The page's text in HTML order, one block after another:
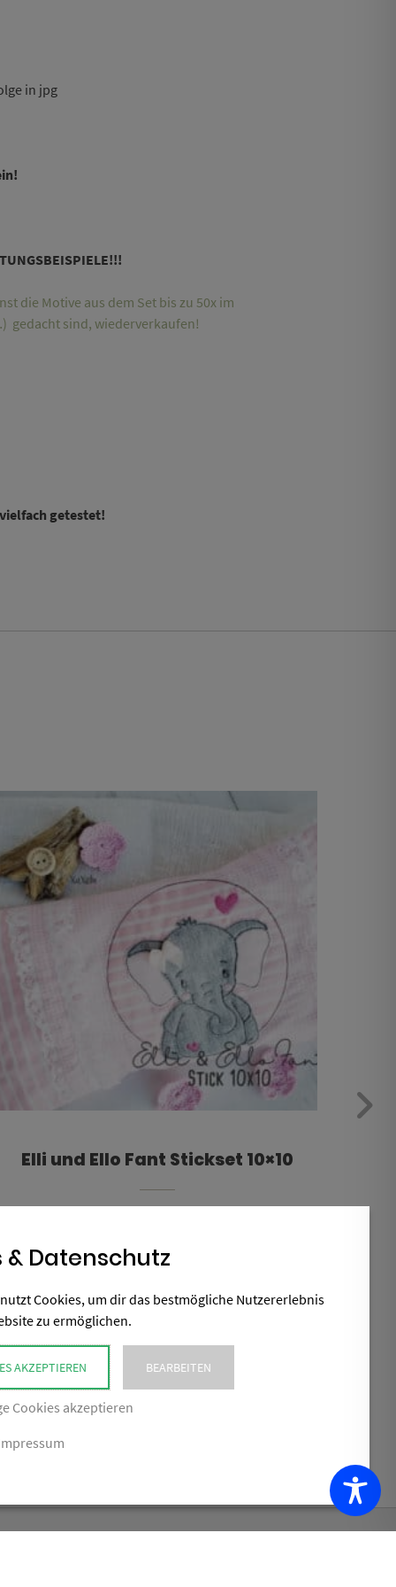
in jpg
die Motive aus dem Set bis zu 50x im
gedacht sind, wiederverkaufen!
getestet!
Elli und Ello Fant Stickset 10×10
Umsatzsteuerbefreit gemäß UStG §19
GEHE ZUM PRODUKT
& Datenschutz
Cookies, um dir das bestmögliche Nutzererlebnis
zu ermöglichen.
AKZEPTIEREN BEARBEITEN
Cookies akzeptieren